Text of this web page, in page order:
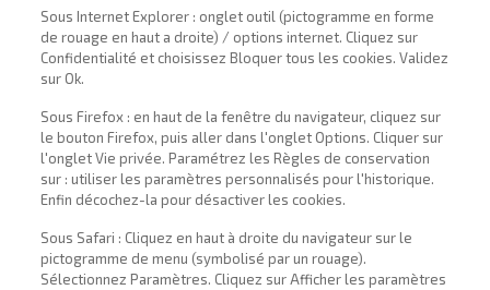
Sous Internet Explorer : onglet outil (pictogramme en forme
de rouage en haut a droite) / options internet. Cliquez sur
Confidentialité et choisissez Bloquer tous les cookies. Validez
sur Ok.
Sous Firefox : en haut de la fenêtre du navigateur, cliquez sur
le bouton Firefox, puis aller dans l'onglet Options. Cliquer sur
l'onglet Vie privée. Paramétrez les Règles de conservation
sur : utiliser les paramètres personnalisés pour l'historique.
Enfin décochez-la pour désactiver les cookies.
Sous Safari : Cliquez en haut à droite du navigateur sur le
pictogramme de menu (symbolisé par un rouage).
Sélectionnez Paramètres. Cliquez sur Afficher les paramètres